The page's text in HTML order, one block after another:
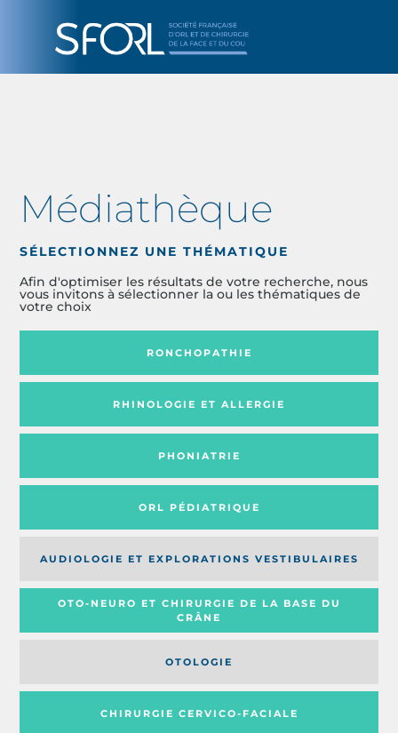
Médiathèque
SÉLECTIONNEZ UNE THÉMATIQUE
Afin d'optimiser les résultats de votre recherche, nous
vous invitons à sélectionner la ou les thématiques de
votre choix
RONCHOPATHIE
RHINOLOGIE ET ALLERGIE
PHONIATRIE
ORL PÉDIATRIQUE
AUDIOLOGIE ET EXPLORATIONS VESTIBULAIRES
OTO-NEURO ET CHIRURGIE DE LA BASE DU
CRÂNE
OTOLOGIE
CHIRURGIE CERVICO-FACIALE